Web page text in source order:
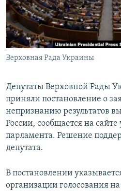
ПОБЕДИТЕЛЕЙ НЕ СУДЯТ?
КРЫМ.НЕПОКОРЕННЫЙ
ELIFBE
УКРАИНСКАЯ ПРОБЛЕМА КРЫМА
ПРИСОЕДИНЯЙТЕСЬ!
Верховная Рада Украины
Депутаты Верховной Рады
приняли постановление о
непризнанию результатов
России, сообщается на сайте
парламента. Решение
депутата.
В постановлении
организации голосования